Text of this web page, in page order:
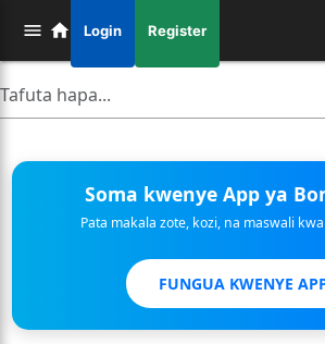
Login Register
Soma kwenye App ya
Pata makala zote, kozi, na maswali
FUNGUA KWENYE